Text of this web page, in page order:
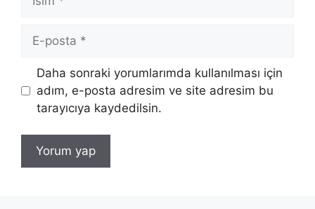
posta
İnternet
sitesi
Daha sonraki yorumlarımda kullanılması için
adım, e-posta adresim ve site adresim bu
tarayıcıya kaydedilsin.